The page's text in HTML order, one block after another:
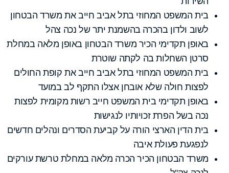
בית המשפט המחוזי בתל אביב חייב את משרד הבטחון
לשוב ולדון בהכרה בהשמנת יתר של נכה צהל
באופן תקדימי הכיר משרד הבטחון באופן מלאה במחלת
סרטן השחלות בה לקתה שוטרת
בית המשפט המחוזי בתל אביב חייב את קופת החולים
לפצות חולה שלא אובחן אצלו התקף לב במועד
באופן תקדימי בית המשפט חייב רשות מקומית לפצות
נכה בשל הפרת זכויותיו לנגישות
בית הדין הארצי הורה על קביעת הסדרים ונהלים חדשים
לנפגעת פעולת איבה
משרד הבטחון הכיר הכרה מלאה במחלת טרשת עורקים